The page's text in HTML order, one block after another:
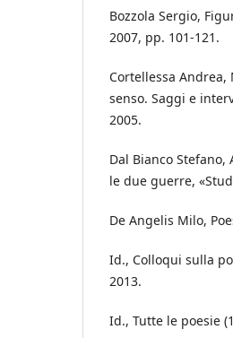
Bozzola Sergio,
2007, pp. 101-121.
Cortellessa
senso. Saggi e
2005.
Dal Bianco
le due guerre,
De Angelis Milo,
Id., Colloqui sulla
2013.
Id., Tutte le poesie